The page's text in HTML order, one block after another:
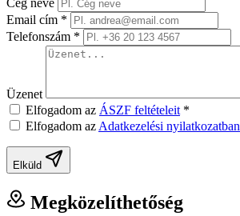
Email cím *
Telefonszám *
Üzenet
Elfogadom az ÁSZF feltételeit *
Elfogadom az Adatkezelési nyilatkozatban
Elküld
Megközelíthetőség